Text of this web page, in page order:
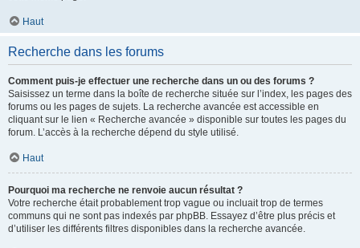
Haut
Recherche dans les forums
Comment puis-je effectuer une recherche dans un ou des forums ?
Saisissez un terme dans la boîte de recherche située sur l’index, les pages des
forums ou les pages de sujets. La recherche avancée est accessible en
cliquant sur le lien « Recherche avancée » disponible sur toutes les pages du
forum. L’accès à la recherche dépend du style utilisé.
Haut
Pourquoi ma recherche ne renvoie aucun résultat ?
Votre recherche était probablement trop vague ou incluait trop de termes
communs qui ne sont pas indexés par phpBB. Essayez d’être plus précis et
d’utiliser les différents filtres disponibles dans la recherche avancée.